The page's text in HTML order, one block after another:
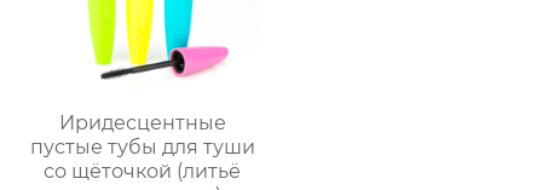
Иридесцентные
пустые тубы для туши
со щёточкой (литьё